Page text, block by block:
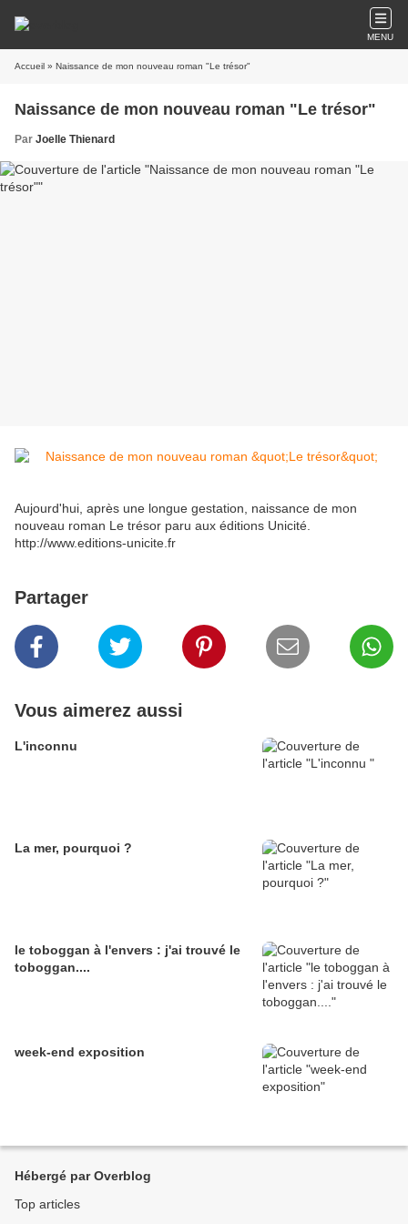
MENU
Accueil » Naissance de mon nouveau roman "Le trésor"
Naissance de mon nouveau roman "Le trésor"
Par Joelle Thienard
Aujourd'hui, après une longue gestation, naissance de mon
nouveau roman Le trésor paru aux éditions Unicité.
http://www.editions-unicite.fr
Partager
Vous aimerez aussi
L'inconnu
La mer, pourquoi ?
le toboggan à l'envers : j'ai trouvé le
toboggan....
week-end exposition
Hébergé par Overblog
Top articles